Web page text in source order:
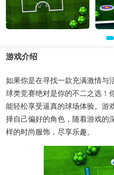
游戏介绍
如果你是在寻找一款充满激情与
球类竞赛绝对是你的不二之选！
能轻松享受逼真的球场体验。游
择自己偏好的角色，随着游戏的
样的时尚服饰，尽享乐趣。